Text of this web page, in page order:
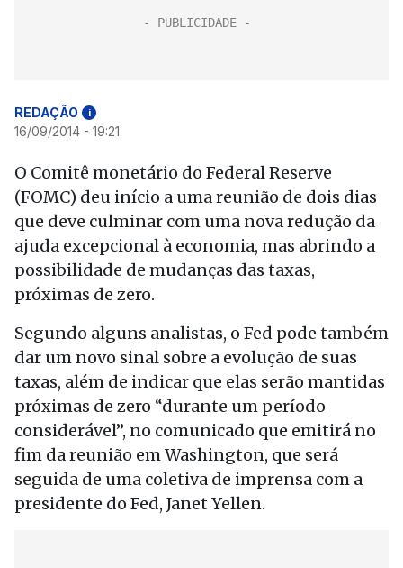
REDAÇÃO i
16/09/2014 - 19:21
O Comitê monetário do Federal Reserve
(FOMC) deu início a uma reunião de dois dias
que deve culminar com uma nova redução da
ajuda excepcional à economia, mas abrindo a
possibilidade de mudanças das taxas,
próximas de zero.
Segundo alguns analistas, o Fed pode também
dar um novo sinal sobre a evolução de suas
taxas, além de indicar que elas serão mantidas
próximas de zero “durante um período
considerável”, no comunicado que emitirá no
fim da reunião em Washington, que será
seguida de uma coletiva de imprensa com a
presidente do Fed, Janet Yellen.